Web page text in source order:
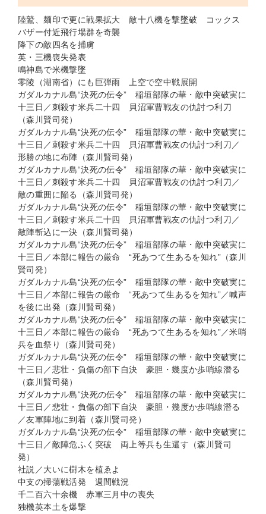
陸鷲、麺印で更に戦果拡大 敵十八機を撃墜破 コックス
バザー付近飛行場群を奇襲
降下の敵四名を捕虜
英・三機喪失発表
鳴神島で米機撃墜
零陵（湖南省）にも巨弾雨 上空で空中戦展開
ガダルカナル島“決死の伝令” 稲垣部隊の華・敵中突破実に
十三日／刺殺す米兵二十四 貝沼軍曹戦友の仇討つ利刀
（森川賢司発）
ガダルカナル島“決死の伝令” 稲垣部隊の華・敵中突破実に
十三日／刺殺す米兵二十四 貝沼軍曹戦友の仇討つ利刀／
形勝の地に布陣（森川賢司発）
ガダルカナル島“決死の伝令” 稲垣部隊の華・敵中突破実に
十三日／刺殺す米兵二十四 貝沼軍曹戦友の仇討つ利刀／
敵の重囲に陥る（森川賢司発）
ガダルカナル島“決死の伝令” 稲垣部隊の華・敵中突破実に
十三日／刺殺す米兵二十四 貝沼軍曹戦友の仇討つ利刀／
敵陣斬込に一決（森川賢司発）
ガダルカナル島“決死の伝令” 稲垣部隊の華・敵中突破実に
十三日／本部に報告の厳命 “死あつて生あるを知れ”（森川
賢司発）
ガダルカナル島“決死の伝令” 稲垣部隊の華・敵中突破実に
十三日／本部に報告の厳命 “死あつて生あるを知れ”／喊声
を後に出発（森川賢司発）
ガダルカナル島“決死の伝令” 稲垣部隊の華・敵中突破実に
十三日／本部に報告の厳命 “死あつて生あるを知れ”／米哨
兵を血祭り（森川賢司発）
ガダルカナル島“決死の伝令” 稲垣部隊の華・敵中突破実に
十三日／悲壮・負傷の部下自決 豪胆・幾度か歩哨線潛る
（森川賢司発）
ガダルカナル島“決死の伝令” 稲垣部隊の華・敵中突破実に
十三日／悲壮・負傷の部下自決 豪胆・幾度か歩哨線潛る
／友軍陣地に到着（森川賢司発）
ガダルカナル島“決死の伝令” 稲垣部隊の華・敵中突破実に
十三日／敵陣危ふく突破 両上等兵も生還す（森川賢司
発）
社説／大いに樹木を植ゑよ
中支の掃蕩戦活発 週間戦況
千二百六十余機 赤軍三月中の喪失
独機英本土を爆撃